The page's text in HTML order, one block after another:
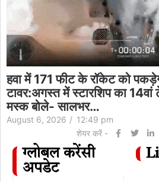
हवा में 171 फीट के रॉकेट को
टावर:अगस्त में स्टारशिप का
मस्क बोले- सालभर…
August 6, 2026 / 12:49 pm
शेयर करें -
ग्लोबल करेंसी
अपडेट